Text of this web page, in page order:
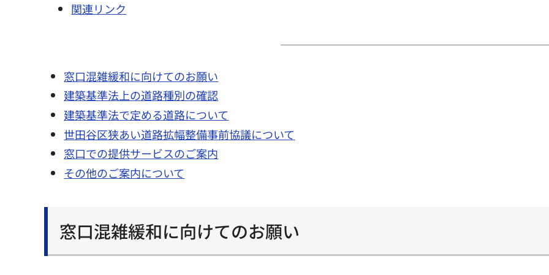
関連リンク
窓口混雑緩和に向けてのお願い
建築基準法上の道路種別の確認
建築基準法で定める道路について
世田谷区狭あい道路拡幅整備事前協議について
窓口での提供サービスのご案内
その他のご案内について
窓口混雑緩和に向けてのお願い